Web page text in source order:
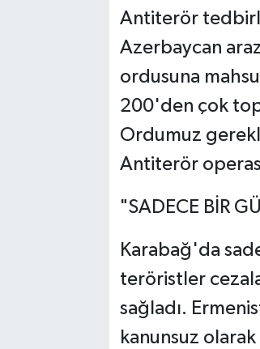
Antiterör
Azerbaycan
ordusuna
200'den çok
Ordumuz gerekli
Antiterör
"SADECE BİR
Karabağ'da
teröristler
sağladı.
kanunsuz